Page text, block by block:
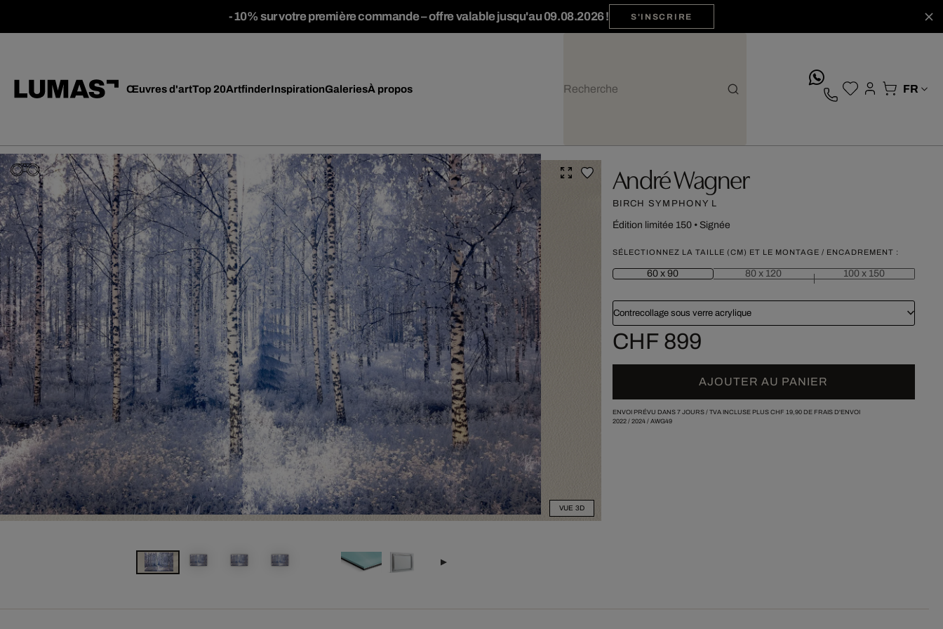
-10% sur votre première commande – offre valable jusqu'au 09.08.2026 ! S'INSCRIRE
Œuvres d'artTop 20ArtfinderInspirationGaleriesÀ propos
VUE 3D
André Wagner
BIRCH SYMPHONY L
Édition limitée 150• Signée
SÉLECTIONNEZ LA TAILLE (CM) ET LE MONTAGE / ENCADREMENT :
60 x 90 80 x 120 100 x 150
Contrecollage sous verre acrylique
CHF 899
AJOUTER AU PANIER
ENVOI PRÉVU DANS 7 JOURS / TVA INCLUSE PLUS CHF 19,90DE FRAIS D'ENVOI
2022/ 2024/ AWG49